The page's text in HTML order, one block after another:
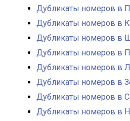
Дубликаты номеров в
Дубликаты номеров в
Дубликаты номеров в
Дубликаты номеров в
Дубликаты номеров в
Дубликаты номеров в
Дубликаты номеров в
Дубликаты номеров в